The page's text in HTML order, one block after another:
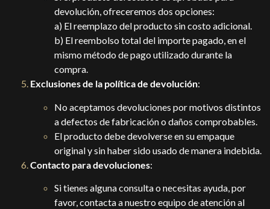
devolución, ofreceremos dos opciones:
a) El reemplazo del producto sin costo adicional.
b) El reembolso total del importe pagado, en el
mismo método de pago utilizado durante la
compra.
Exclusiones de la política de devolución:
No aceptamos devoluciones por motivos distintos
a defectos de fabricación o daños comprobables.
El producto debe devolverse en su empaque
original y sin haber sido usado de manera indebida.
Contacto para devoluciones:
Si tienes alguna consulta o necesitas ayuda, por
favor, contacta a nuestro equipo de atención al